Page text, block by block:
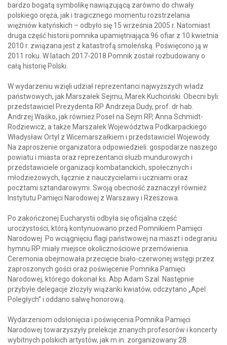
bardzo bogatą symbolikę nawiązującą zarówno do chwały
polskiego oręża, jak i tragicznego momentu rozstrzelania
więźniów katyńskich – odbyło się 15 września 2005 r. Natomiast
druga część historii pomnika upamiętniająca 96 ofiar z 10 kwietnia
2010 r. związana jest z katastrofą smoleńską. Poświęcono ją w
2011 roku. W latach 2017-2018 Pomnik został rozbudowany o
całą historię Polski.
W wydarzeniu wzięli udział reprezentanci najwyższych władz
państwowych, jak Marszałek Sejmu, Marek Kuchciński. Obecni byli:
przedstawiciel Prezydenta RP Andrzeja Dudy, prof. dr hab.
Andrzej Waśko, jak również Poseł na Sejm RP, Anna Schmidt-
Rodziewicz, a także Marszałek Województwa Podkarpackiego
Władysław Ortyl z Wicemarszałkiem i przedstawiciel Wojewody.
Na zaproszenie organizatora odpowiedzieli: gospodarze naszego
powiatu i miasta oraz reprezentanci służb mundurowych i
przedstawiciele organizacji kombatanckich, społecznych i
młodzieżowych, łącznie z nauczycielami i uczniami oraz
pocztami sztandarowymi. Swoją obecność zaznaczył również
Instytutu Pamięci Narodowej z Warszawy i Rzeszowa.
Po zakończonej Eucharystii odbyła się oficjalna część
uroczystości, którą kontynuowano przed Pomnikiem Pamięci
Narodowej. Po wciągnięciu flagi państwowej na maszt i odegraniu
hymnu RP miały miejsce okolicznościowe przemówienia.
Ceremonia obejmowała przecięcie biało-czerwonej wstęgi przez
zaproszonych gości oraz poświęcenie Pomnika Pamięci
Narodowej, którego dokonał ks. Abp Adam Szal. Następnie
przybyłe delegacje złożyły wiązanki kwiatów, odczytano „Apel
Poległych” i oddano salwę honorową.
Wydarzeniom odsłonięcia i poświęcenia Pomnika Pamięci
Narodowej towarzyszyły prelekcje znanych profesorów i koncerty
wybitnych polskich artystów, jak m.in. zorganizowany 28